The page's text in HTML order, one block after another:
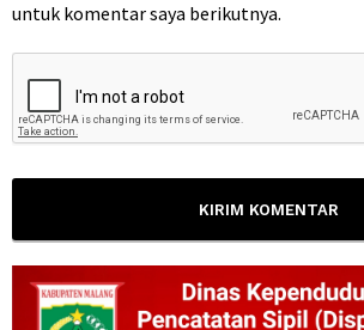
untuk komentar saya berikutnya.